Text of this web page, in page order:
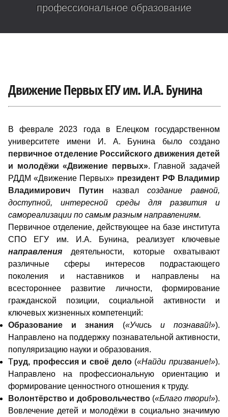
профессиональное образование
Движение Первых ЕГУ им. И.А. Бунина
В феврале 2023 года в Елецком государственном
университете имени И. А. Бунина было создано
первичное отделение Российского движения детей
и молодёжи «Движение первых». Главной задачей
РДДМ «Движение Первых» президент РФ Владимир
Владимирович Путин назвалсоздание равной,
доступной, интересной среды для развития и
самореализации по самым разным направлениям.
Первичное отделение, действующее на базе института
СПО ЕГУ им. И.А. Бунина, реализует ключевые
направления деятельности, которые охватывают
различные сферы интересов подрастающего
поколения и наставников и направлены на
всестороннее развитие личности, формирование
гражданской позиции, социальной активности и
ключевых жизненных компетенций:
Образование и знания («Учись и познавай!»).
Направлено на поддержку познавательной активности,
популяризацию науки и образования.
Труд, профессия и своё дело(«Найди призвание!»).
Направлено на профессиональную ориентацию и
формирование ценностного отношения к труду.
Волонтёрство и добровольчество(«Благо твори!»).
Вовлечение детей и молодёжи в социально значимую